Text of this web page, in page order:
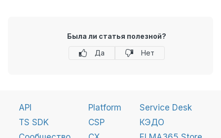
Была ли статья полезной?
Да
Нет
API
TS SDK
Platform
CSP
Service Desk
КЭДО